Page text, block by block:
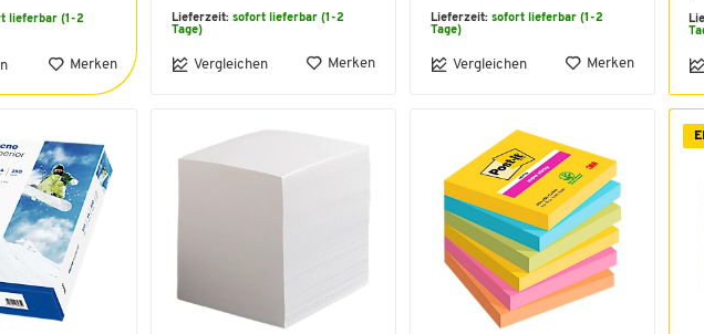
lieferbar (1-2
Merken
Lieferzeit: sofort lieferbar (1-2
Tage)
Vergleichen Merken
Lieferzeit: sofort lieferbar (1-2
Tage)
Vergleichen Merken